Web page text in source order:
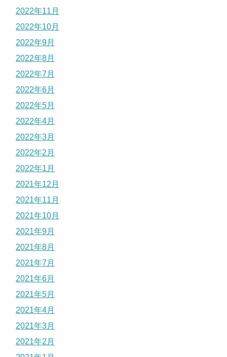
2022年11月
2022年10月
2022年9月
2022年8月
2022年7月
2022年6月
2022年5月
2022年4月
2022年3月
2022年2月
2022年1月
2021年12月
2021年11月
2021年10月
2021年9月
2021年8月
2021年7月
2021年6月
2021年5月
2021年4月
2021年3月
2021年2月